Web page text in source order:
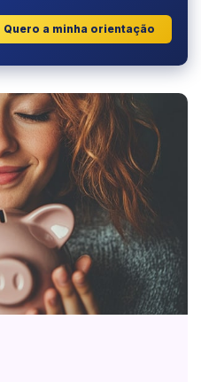
Quero a minha orientação